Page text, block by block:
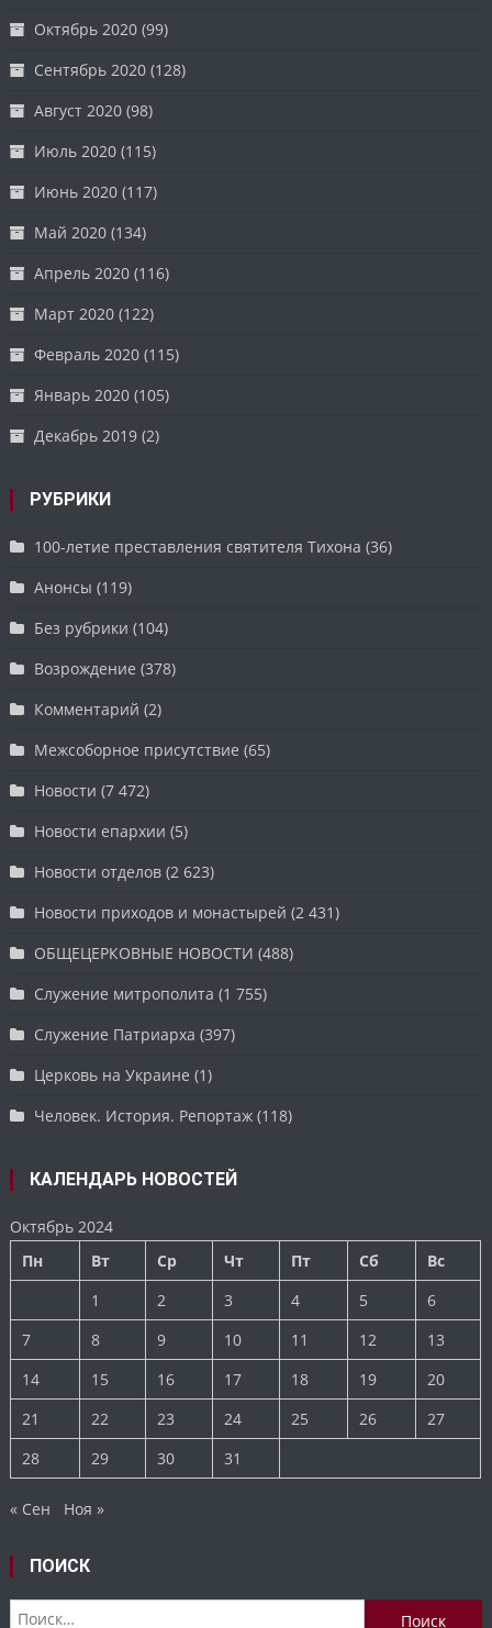
Октябрь 2020 (99)
Сентябрь 2020 (128)
Август 2020 (98)
Июль 2020 (115)
Июнь 2020 (117)
Май 2020 (134)
Апрель 2020 (116)
Март 2020 (122)
Февраль 2020 (115)
Январь 2020 (105)
Декабрь 2019 (2)
РУБРИКИ
100-летие преставления святителя Тихона (36)
Анонсы (119)
Без рубрики (104)
Возрождение (378)
Комментарий (2)
Межсоборное присутствие (65)
Новости (7 472)
Новости епархии (5)
Новости отделов (2 623)
Новости приходов и монастырей (2 431)
ОБЩЕЦЕРКОВНЫЕ НОВОСТИ (488)
Служение митрополита (1 755)
Служение Патриарха (397)
Церковь на Украине (1)
Человек. История. Репортаж (118)
КАЛЕНДАРЬ НОВОСТЕЙ
Октябрь 2024
Пн
Вт Ср Чт Пт Сб
Вс
1
2 3 4 5
6
7
8 9 10 11 12
13
14
15 16 17 18 19
20
21
22 23 24 25 26
27
28
29 30 31
« Сен Ноя »
ПОИСК
Найти: